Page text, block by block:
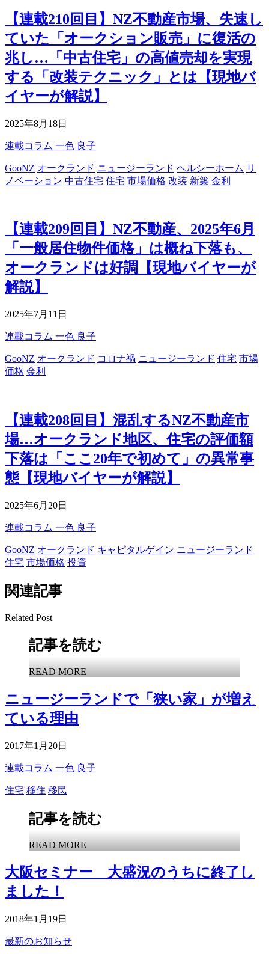
【連載210回目】NZ不動産市場、失速し
ていた「オークション販売」に復活の
兆し…「中古住宅」の高値売却を実現
する「改装テクニック」とは【現地バ
イヤーが解説】
2025年8月18日
連載コラム 一色 良子
GooNZ オークランド ニュージーランド ヘルシーホーム リ
ノベーション 中古住宅 住宅 市場価格 改装 新築 金利
【連載209回目】NZ不動産、2025年6月
「一般居住物件価格」は概ね下落も、
オークランドは好調【現地バイヤーが
解説】
2025年7月11日
連載コラム 一色 良子
GooNZ オークランド コロナ禍 ニュージーランド 住宅 市場
価格 金利
【連載208回目】混乱するNZ不動産市
場…オークランド地区、住宅の評価額
下落は「ここ20年で初めて」の異常事
態【現地バイヤーが解説】
2025年6月20日
連載コラム 一色 良子
GooNZ オークランド キャピタルゲイン ニュージーランド
住宅 市場価格 投資
関連記事
Related Post
記事を読む
READ MORE
ニュージーランドで「狭い家」が増え
ている理由
2017年1月20日
連載コラム 一色 良子
住宅 移住 移民
記事を読む
READ MORE
大阪セミナー 大盛況のうちに終了し
ました！
2018年1月19日
最新のお知らせ